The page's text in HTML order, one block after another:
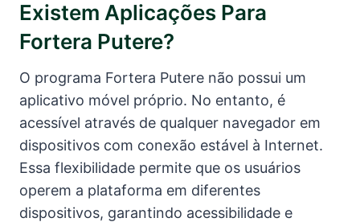
Existem Aplicações Para
Fortera Putere?
O programa Fortera Putere não possui um
aplicativo móvel próprio. No entanto, é
acessível através de qualquer navegador em
dispositivos com conexão estável à Internet.
Essa flexibilidade permite que os usuários
operem a plataforma em diferentes
dispositivos, garantindo acessibilidade e